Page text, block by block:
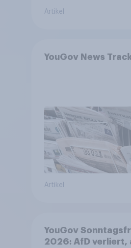
Artikel
YouGov News
Artikel
YouGov
2026: AfD verliert,